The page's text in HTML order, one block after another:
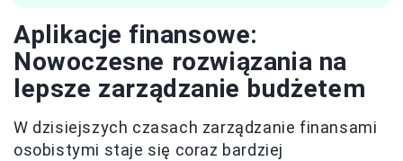
Aplikacje finansowe:
Nowoczesne rozwiązania na
lepsze zarządzanie budżetem
W dzisiejszych czasach zarządzanie finansami
osobistymi staje się coraz bardziej